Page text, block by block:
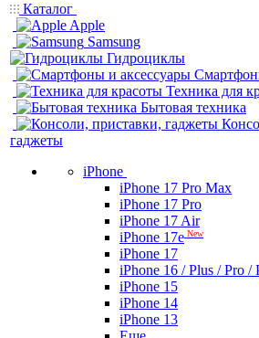
Каталог
Apple
Samsung
Гидроциклы
Техника для
Бытовая техника
гаджеты
iPhone
iPhone 17 Pro Max
iPhone 17 Pro
iPhone 17 Air
iPhone 17e New
iPhone 17
iPhone 16 / Plus / Pro /
iPhone 15
iPhone 14
iPhone 13